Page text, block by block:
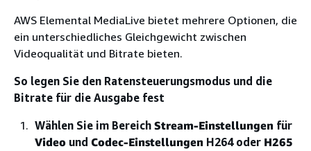
AWS Elemental MediaLive bietet mehrere Optionen, die
ein unterschiedliches Gleichgewicht zwischen
Videoqualität und Bitrate bieten.
So legen Sie den Ratensteuerungsmodus und die
Bitrate für die Ausgabe fest
Wählen Sie im Bereich Stream-Einstellungen für
Video und Codec-Einstellungen H264 oder H265